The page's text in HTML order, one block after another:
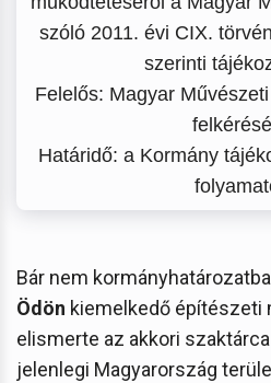
szóló 2011. évi CIX.
szerinti
Felelős: Magyar
Határidő: a Kormány
Bár nem
Ödön kiemelkedő építészeti
elismerte az akkori
jelenlegi Magyarország